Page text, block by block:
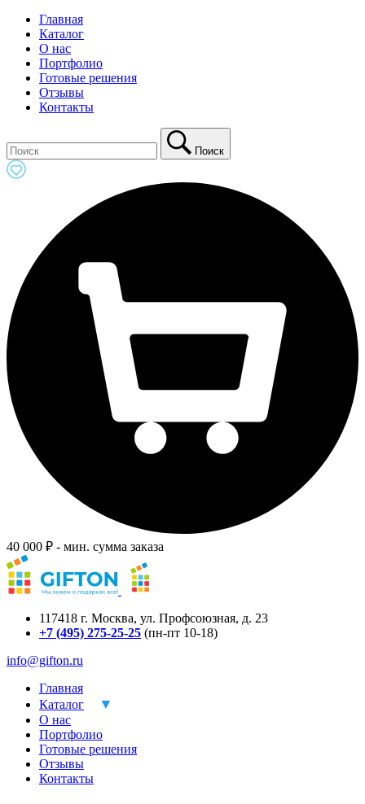
Главная
Каталог
О нас
Портфолио
Готовые решения
Отзывы
Контакты
Поиск
40 000 ₽ - мин. сумма заказа
117418 г. Москва, ул. Профсоюзная, д. 23
+7 (495) 275-25-25 (пн-пт 10-18)
info@gifton.ru
Главная
Каталог
О нас
Портфолио
Готовые решения
Отзывы
Контакты